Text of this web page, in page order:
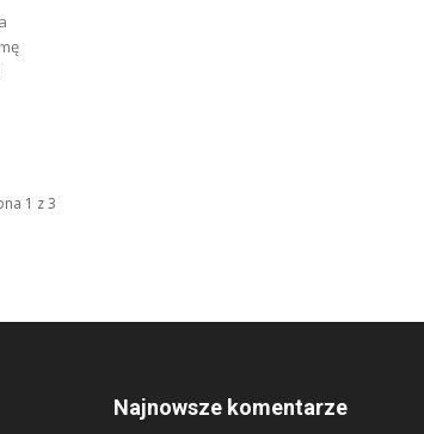
1 z 3
Najnowsze komentarze